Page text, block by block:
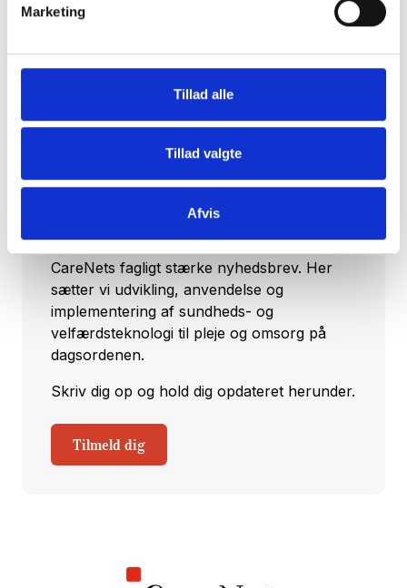
Marketing
Tillad alle
Tillad valgte
Afvis
Tilmeld dig vores nyhedsbrev
for sundheds- og velfærdsteknologien uge
Hos CareNet leverer vi hellere end gerne
dugfriske nyheder fra branchen samt et
overblik over nye og spændende
arrangementer direkte i din og dine
kollegaers indbakke.
Hver torsdag klokken 14:00 udkommer
CareNets fagligt stærke nyhedsbrev. Her
sætter vi udvikling, anvendelse og
implementering af sundheds- og
velfærdsteknologi til pleje og omsorg på
dagsordenen.
Skriv dig op og hold dig opdateret herunder.
Tilmeld dig